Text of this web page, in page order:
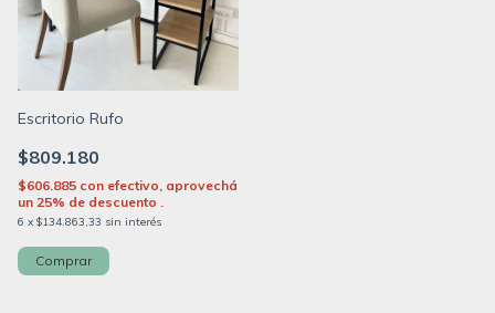
Escritorio Rufo
$809.180
6 x $134.863,33 sin interés
$606.885 con efectivo, aprovechá
un 25% de descuento .